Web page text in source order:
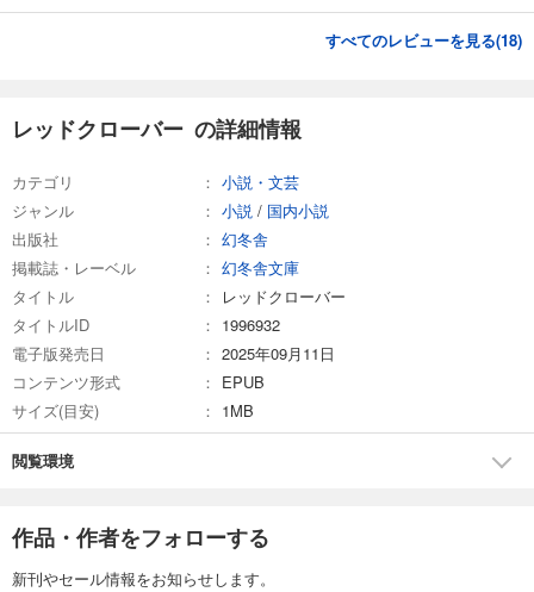
すべてのレビューを見る(18)
レッドクローバー の詳細情報
カテゴリ
小説・文芸
ジャンル
小説 / 国内小説
出版社
幻冬舎
掲載誌・レーベル
幻冬舎文庫
タイトル
レッドクローバー
タイトルID
1996932
電子版発売日
2025年09月11日
コンテンツ形式
EPUB
サイズ(目安)
1MB
閲覧環境
作品・作者をフォローする
新刊やセール情報をお知らせします。